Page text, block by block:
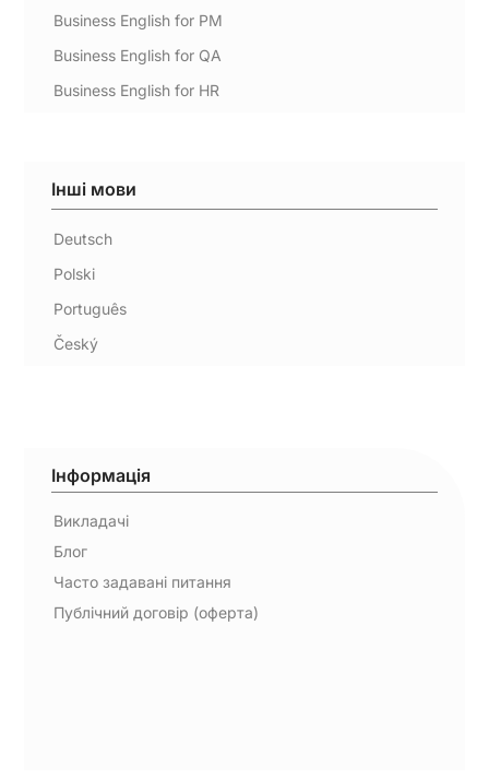
Business English for PM
Business English for QA
Business English for HR
Інші мови
Deutsch
Polski
Português
Český
Інформація
Викладачі
Блог
Часто задавані питання
Публічний договір (оферта)